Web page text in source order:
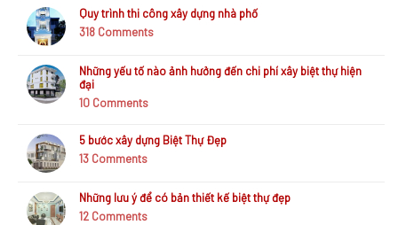
Quy trình thi công xây dựng nhà phố
318 Comments
Những yếu tố nào ảnh hưởng đến chi phí xây biệt thự hiện
đại
10 Comments
5 bước xây dựng Biệt Thự Đẹp
13 Comments
Những lưu ý để có bản thiết kế biệt thự đẹp
12 Comments